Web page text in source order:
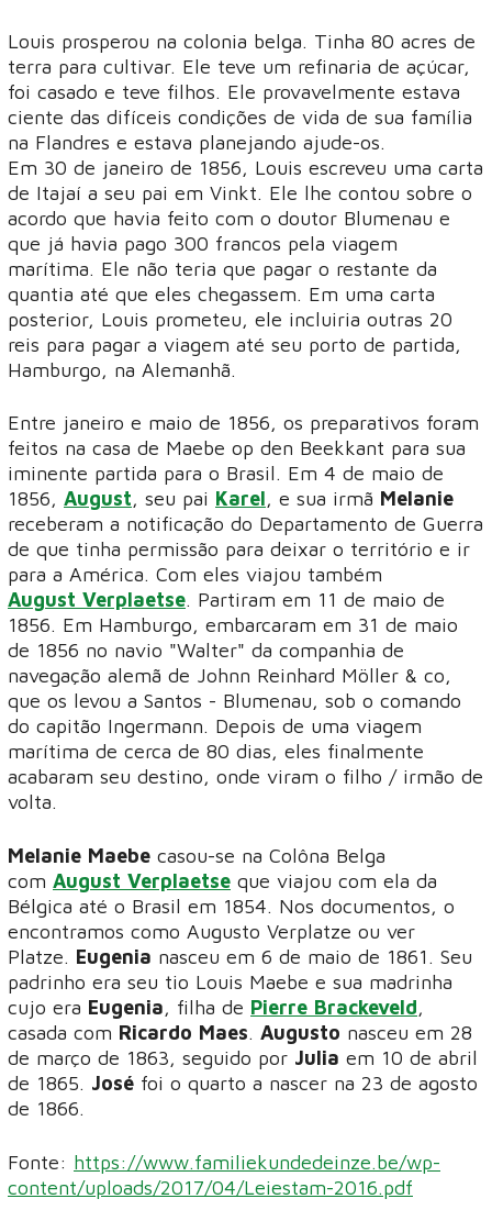
Louis prosperou na colonia belga. Tinha 80 acres de
terra para cultivar. Ele teve um refinaria de açúcar,
foi casado e teve filhos. Ele provavelmente estava
ciente das difíceis condições de vida de sua família
na Flandres e estava planejando ajude-os.
Em 30 de janeiro de 1856, Louis escreveu uma carta
de Itajaí a seu pai em Vinkt. Ele lhe contou sobre o
acordo que havia feito com o doutor Blumenau e
que já havia pago 300 francos pela viagem
marítima. Ele não teria que pagar o restante da
quantia até que eles chegassem. Em uma carta
posterior, Louis prometeu, ele incluiria outras 20
reis para pagar a viagem até seu porto de partida,
Hamburgo, na Alemanhã.
Entre janeiro e maio de 1856, os preparativos foram
feitos na casa de Maebe op den Beekkant para sua
iminente partida para o Brasil. Em 4 de maio de
1856, August, seu pai Karel, e sua irmã Melanie
receberam a notificação do Departamento de Guerra
de que tinha permissão para deixar o território e ir
para a América. Com eles viajou também
August Verplaetse. Partiram em 11 de maio de
1856. Em Hamburgo, embarcaram em 31 de maio
de 1856 no navio "Walter" da companhia de
navegação alemã de Johnn Reinhard Möller & co,
que os levou a Santos - Blumenau, sob o comando
do capitão Ingermann. Depois de uma viagem
marítima de cerca de 80 dias, eles finalmente
acabaram seu destino, onde viram o filho / irmão de
volta.
Melanie Maebe casou-se na Colôna Belga
com August Verplaetse que viajou com ela da
Bélgica até o Brasil em 1854. Nos documentos, o
encontramos como Augusto Verplatze ou ver
Platze. Eugenia nasceu em 6 de maio de 1861. Seu
padrinho era seu tio Louis Maebe e sua madrinha
cujo era Eugenia, filha de Pierre Brackeveld,
casada com Ricardo Maes. Augusto nasceu em 28
de março de 1863, seguido por Julia em 10 de abril
de 1865. José foi o quarto a nascer na 23 de agosto
de 1866.
Fonte: https://www.familiekundedeinze.be/wp-
content/uploads/2017/04/Leiestam-2016.pdf